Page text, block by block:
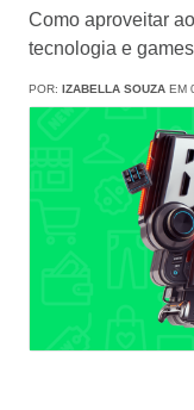
Como aproveitar
tecnologia e games
POR: IZABELLA SOUZA EM